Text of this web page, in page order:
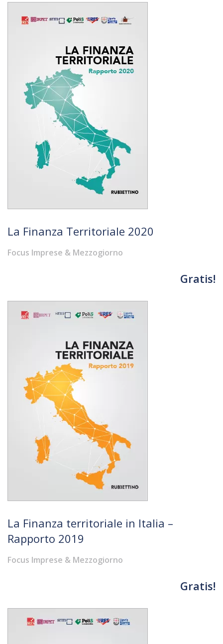
La Finanza Territoriale 2020
Focus Imprese & Mezzogiorno
Gratis!
La Finanza territoriale in Italia –
Rapporto 2019
Focus Imprese & Mezzogiorno
Gratis!